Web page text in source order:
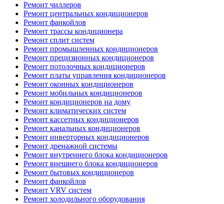
Ремонт чиллеров
Ремонт центральных кондиционеров
Ремонт фанкойлов
Ремонт трассы кондиционера
Ремонт сплит систем
Ремонт промышленных кондиционеров
Ремонт прецизионных кондиционеров
Ремонт потолочных кондиционеров
Ремонт платы управления кондиционеров
Ремонт оконных кондиционеров
Ремонт мобильных кондиционеров
Ремонт кондиционеров на дому
Ремонт климатических систем
Ремонт кассетных кондиционеров
Ремонт канальных кондиционеров
Ремонт инверторных кондиционеров
Ремонт дренажной системы
Ремонт внутреннего блока кондиционеров
Ремонт внешнего блока кондиционеров
Ремонт бытовых кондиционеров
Ремонт фанкойлов
Ремонт VRV систем
Ремонт холодильного оборудования